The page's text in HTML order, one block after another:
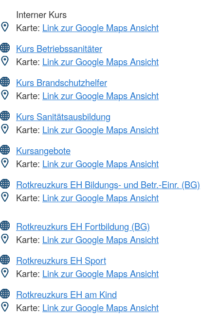
Interner Kurs
Karte: Link zur Google Maps Ansicht
Kurs Betriebssanitäter
Karte: Link zur Google Maps Ansicht
Kurs Brandschutzhelfer
Karte: Link zur Google Maps Ansicht
Kurs Sanitätsausbildung
Karte: Link zur Google Maps Ansicht
Kursangebote
Karte: Link zur Google Maps Ansicht
Rotkreuzkurs EH Bildungs- und Betr.-Einr. (BG)
Karte: Link zur Google Maps Ansicht
Rotkreuzkurs EH Fortbildung (BG)
Karte: Link zur Google Maps Ansicht
Rotkreuzkurs EH Sport
Karte: Link zur Google Maps Ansicht
Rotkreuzkurs EH am Kind
Karte: Link zur Google Maps Ansicht